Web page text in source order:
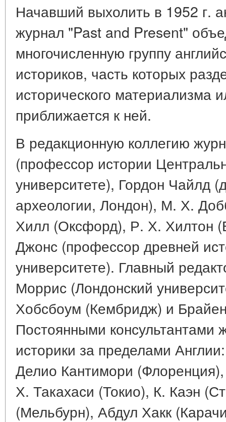
Начавший выхолить в 1952 г.
журнал "Past and Present"
многочисленную группу
историков, часть которых
исторического материализма
приближается к ней.
В редакционную коллегию
(профессор истории
университете), Гордон Чайлд
археологии, Лондон), М. Х.
Хилл (Оксфорд), Р. Х. Хилтон
Джонс (профессор древней
университете). Главный
Моррис (Лондонский
Хобсбоум (Кембридж) и
Постоянными консультантами
историки за пределами
Делио Кантимори
Х. Такахаси (Токио), К. Каэн
(Мельбурн), Абдул Хакк